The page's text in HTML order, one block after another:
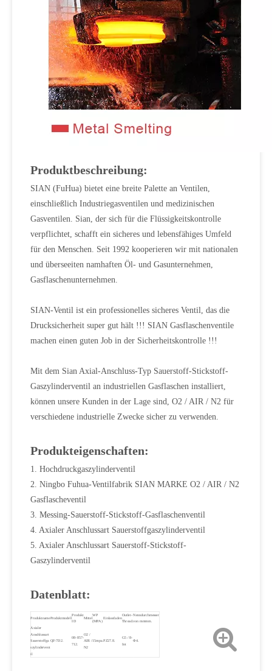
Produktbeschreibung:
SIAN (FuHua) bietet eine breite Palette an Ventilen,
einschließlich Industriegasventilen und medizinischen
Gasventilen. Sian, der sich für die Flüssigkeitskontrolle
verpflichtet, schafft ein sicheres und lebensfähiges Umfeld
für den Menschen. Seit 1992 kooperieren wir mit nationalen
und überseeiten namhaften Öl- und Gasunternehmen,
Gasflaschenunternehmen.
SIAN-Ventil ist ein professionelles sicheres Ventil, das die
Drucksicherheit super gut hält !!! SIAN Gasflaschenventile
machen einen guten Job in der Sicherheitskontrolle !!!
Mit dem Sian Axial-Anschluss-Typ Sauerstoff-Stickstoff-
Gaszylinderventil an industriellen Gasflaschen installiert,
können unsere Kunden in der Lage sind, O2 / AIR / N2 für
verschiedene industrielle Zwecke sicher zu verwenden.
Produkteigenschaften:
1. Hochdruckgaszylinderventil
2. Ningbo Fuhua-Ventilfabrik SIAN MARKE O2 / AIR / N2
Gasflascheventil
3. Messing-Sauerstoff-Stickstoff-Gasflaschenventil
4. Axialer Anschlussart Sauerstoffgaszylinderventil
5. Axialer Anschlussart Sauerstoff-Stickstoff-
Gaszylinderventil
Datenblatt:
ProduktnameProduktmodell
Produkt
ID
Mittel
WP
(MPA)
Einlassfaden
Outlet-
Thread.
Nenndurchmesser
von mmmm.
Axialer
Anschlussart
Sauerstoffga
szylindervent
il
QF-7D2.
08-857-
712.
O2 /
AIR /
N2
15mpa. PZ27.8.
G5 / 8-
Int
Φ4.